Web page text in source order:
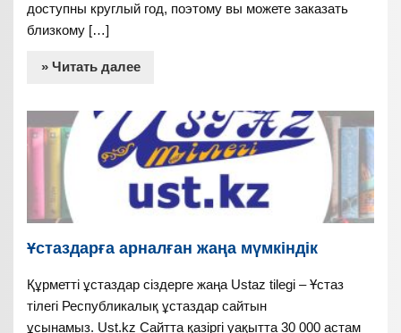
доступны круглый год, поэтому вы можете заказать
близкому […]
» Читать далее
Ұстаздарға арналған жаңа мүмкіндік
Құрметті ұстаздар сіздерге жаңа Ustaz tilegi – Ұстаз
тілегі Республикалық ұстаздар сайтын
ұсынамыз. Ust.kz Сайтта қазіргі уақытта 30 000 астам